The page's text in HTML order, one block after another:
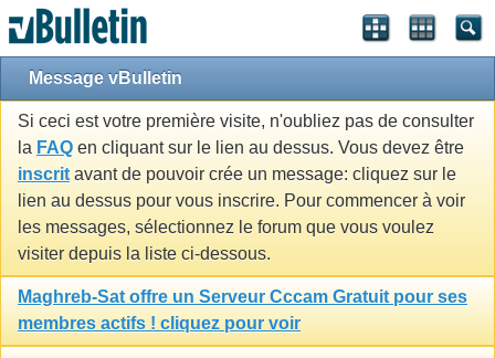
Message vBulletin
Si ceci est votre première visite, n'oubliez pas de consulter
la FAQ en cliquant sur le lien au dessus. Vous devez être
inscrit avant de pouvoir crée un message: cliquez sur le
lien au dessus pour vous inscrire. Pour commencer à voir
les messages, sélectionnez le forum que vous voulez
visiter depuis la liste ci-dessous.
Maghreb-Sat offre un Serveur Cccam Gratuit pour ses
membres actifs ! cliquez pour voir